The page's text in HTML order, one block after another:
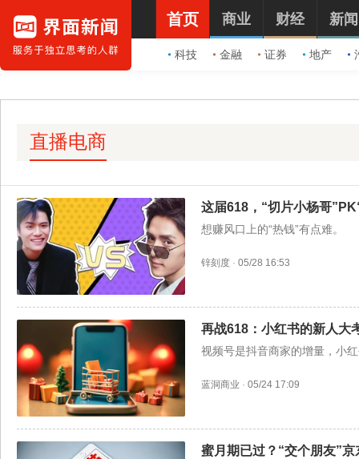
首页
科技 金融 证券 地产
商业 财经 新闻
直播电商
这届618，“切片小杨哥
想赚风口上的“热钱”有点难。
锌刻度 · 05/28 16:53
再战618：小红书的新人大
视频号是抖音商家的增量，小
蓝洞商业 · 05/24 17:09
蜜月期已过？“交个朋友”